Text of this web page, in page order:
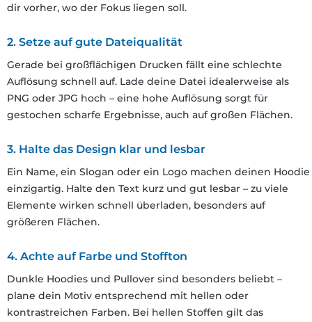
dir vorher, wo der Fokus liegen soll.
2. Setze auf gute Dateiqualität
Gerade bei großflächigen Drucken fällt eine schlechte
Auflösung schnell auf. Lade deine Datei idealerweise als
PNG oder JPG hoch – eine hohe Auflösung sorgt für
gestochen scharfe Ergebnisse, auch auf großen Flächen.
3. Halte das Design klar und lesbar
Ein Name, ein Slogan oder ein Logo machen deinen Hoodie
einzigartig. Halte den Text kurz und gut lesbar – zu viele
Elemente wirken schnell überladen, besonders auf
größeren Flächen.
4. Achte auf Farbe und Stoffton
Dunkle Hoodies und Pullover sind besonders beliebt –
plane dein Motiv entsprechend mit hellen oder
kontrastreichen Farben. Bei hellen Stoffen gilt das